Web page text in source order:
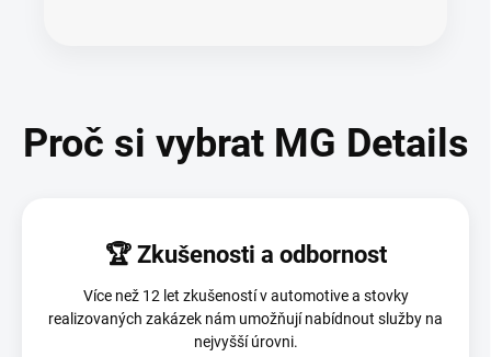
Proč si vybrat MG Details
🏆 Zkušenosti a odbornost
Více než 12 let zkušeností v automotive a stovky
realizovaných zakázek nám umožňují nabídnout služby na
nejvyšší úrovni.